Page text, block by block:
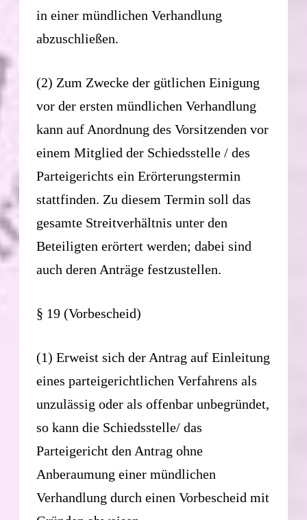
in einer mündlichen Verhandlung
abzuschließen.
(2) Zum Zwecke der gütlichen Einigung
vor der ersten mündlichen Verhandlung
kann auf Anordnung des Vorsitzenden vor
einem Mitglied der Schiedsstelle / des
Parteigerichts ein Erörterungstermin
stattfinden. Zu diesem Termin soll das
gesamte Streitverhältnis unter den
Beteiligten erörtert werden; dabei sind
auch deren Anträge festzustellen.
§ 19 (Vorbescheid)
(1) Erweist sich der Antrag auf Einleitung
eines parteigerichtlichen Verfahrens als
unzulässig oder als offenbar unbegründet,
so kann die Schiedsstelle/ das
Parteigericht den Antrag ohne
Anberaumung einer mündlichen
Verhandlung durch einen Vorbescheid mit